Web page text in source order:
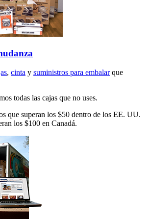
, cinta y suministros para embalarque
todas las cajas que no uses.
que superan los $50 dentro de los EE. UU.
los $100 en Canadá.